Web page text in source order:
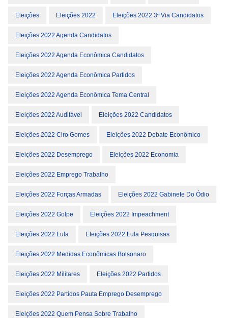
Eleições Eleições 2022 Eleições 2022 3ª Via Candidatos
Eleições 2022 Agenda Candidatos
Eleições 2022 Agenda Econômica Candidatos
Eleições 2022 Agenda Econômica Partidos
Eleições 2022 Agenda Econômica Tema Central
Eleições 2022 Auditável Eleições 2022 Candidatos
Eleições 2022 Ciro Gomes Eleições 2022 Debate Econômico
Eleições 2022 Desemprego Eleições 2022 Economia
Eleições 2022 Emprego Trabalho
Eleições 2022 Forças Armadas Eleições 2022 Gabinete Do Ódio
Eleições 2022 Golpe Eleições 2022 Impeachment
Eleições 2022 Lula Eleições 2022 Lula Pesquisas
Eleições 2022 Medidas Econômicas Bolsonaro
Eleições 2022 Militares Eleições 2022 Partidos
Eleições 2022 Partidos Pauta Emprego Desemprego
Eleições 2022 Quem Pensa Sobre Trabalho